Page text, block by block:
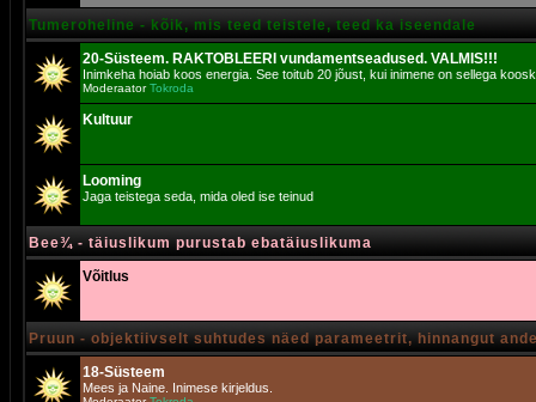
Tumeroheline - kõik, mis teed teistele, teed ka iseendale
20-Süsteem. RAKTOBLEERI vundamentseadused. VALMIS!!!
Inimkeha hoiab koos energia. See toitub 20 jõust, kui inimene on sellega
ModeraatorTokroda
Kultuur
Looming
Jaga teistega seda, mida oled ise teinud
Bee¾ - täiuslikum purustab ebatäiuslikuma
Võitlus
Pruun - objektiivselt suhtudes näed parameetrit, hinnangut
18-Süsteem
Mees ja Naine. Inimese kirjeldus.